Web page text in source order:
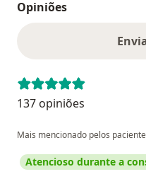
Opiniões
137 opiniões
Mais mencionado pelos
Atencioso durante a